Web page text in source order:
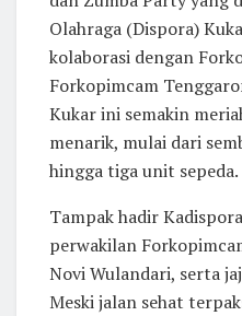
Olahraga (Dispora)
kolaborasi dengan
Forkopimcam
Kukar ini semakin
menarik, mulai dari
hingga tiga unit sepeda.
Tampak hadir
perwakilan
Novi Wulandari, serta
Meski jalan sehat